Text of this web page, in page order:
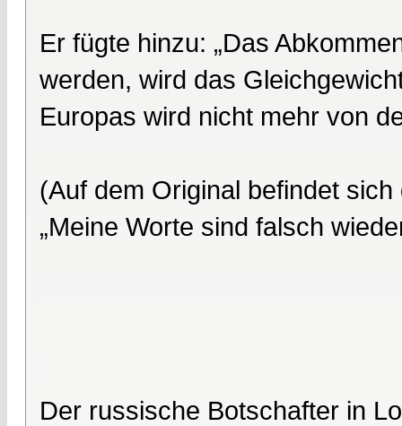
Er fügte hinzu: „Das
werden, wird das
Europas wird nicht mehr von
(Auf dem Original befindet
„Meine Worte sind falsch
Der russische Botschafter in